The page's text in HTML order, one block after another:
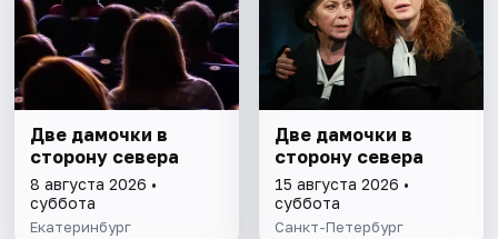
Две дамочки в
сторону севера
8 августа 2026 •
суббота
Екатеринбург
Две дамочки в
сторону севера
15 августа 2026 •
суббота
Санкт-Петербург